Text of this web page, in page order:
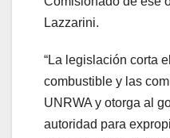
Lazzarini.
“La legislación corta
combustible y las
UNRWA y otorga al
autoridad para